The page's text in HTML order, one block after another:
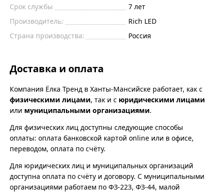
Срок службы
7 лет
Производитель:
Rich LED
Страна производства:
Россия
Доставка и оплата
Компания Ёлка Тренд в Ханты-Мансийске работает, как с
физическими лицами, так и с юридическими лицами
или муниципальными организациями.
Для физических лиц доступны следующие способы
оплаты: оплата банковской картой online или в офисе,
переводом, оплата по счёту.
Для юридических лиц и муниципальных организаций
доступна оплата по счёту и договору. С муниципальными
организациями работаем по ФЗ-223, ФЗ-44, малой